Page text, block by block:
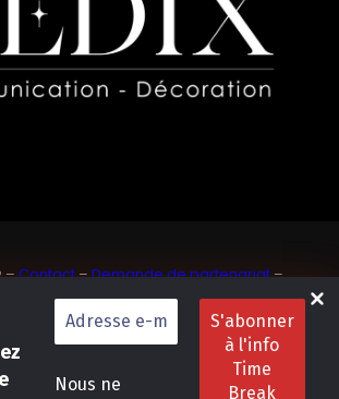
Nous ne
–Contact–Demande de partenariat–
de padel français
– 87 rue de Mireille – 83 150
Conditions